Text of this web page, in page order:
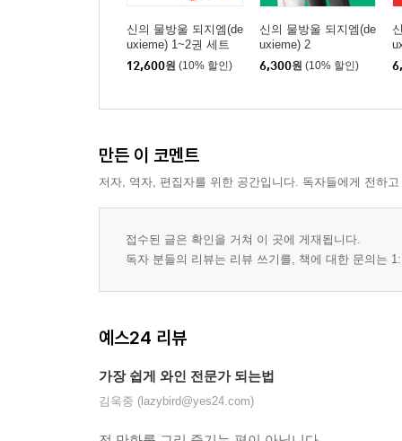
신의 물방울 되지엠(de
uxieme) 1~2권 세트
12,600원 (10% 할인)
신의 물방울 되지엠(de
uxieme) 2
6,300원 (10% 할인)
만든 이 코멘트
저자, 역자, 편집자를 위한 공간입니다. 독자들에게 전하
접수된 글은 확인을 거쳐 이 곳에 게재됩니다.
독자 분들의 리뷰는 리뷰 쓰기를, 책에 대한 문의는
예스24 리뷰
가장 쉽게 와인 전문가 되는법
김욱중 (lazybird@yes24.com)